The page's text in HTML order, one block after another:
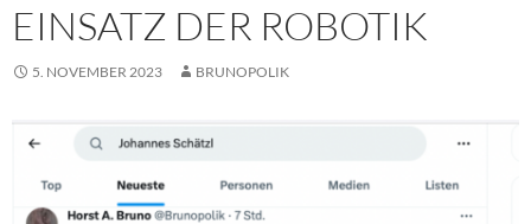
EINSATZ DER ROBOTIK
5. NOVEMBER 2023 BRUNOPOLIK